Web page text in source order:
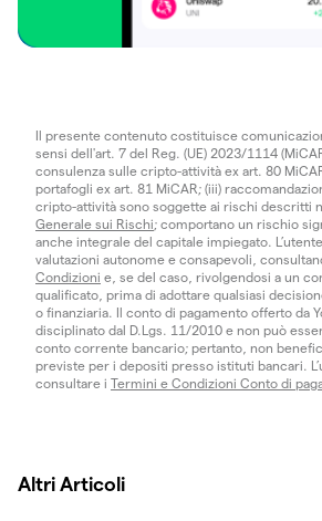
Il presente contenuto costituisce
sensi dell'art. 7 del Reg. (UE) 2023/1114
consulenza sulle cripto-attività ex art. 80
portafogli ex art. 81 MiCAR; (iii)
cripto-attività sono soggette ai rischi descritti
Generale sui Rischi; comportano un rischio
anche integrale del capitale impiegato.
valutazioni autonome e consapevoli,
Condizioni e, se del caso, rivolgendosi a un
qualificato, prima di adottare qualsiasi
o finanziaria. Il conto di pagamento offerto da
disciplinato dal D.Lgs. 11/2010 e non può
conto corrente bancario; pertanto, non
previste per i depositi presso istituti bancari.
consultare i Termini e Condizioni Conto di
Altri Articoli